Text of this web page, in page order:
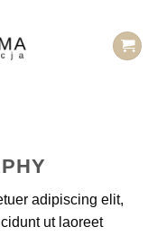
adipiscing elit,
ut laoreet